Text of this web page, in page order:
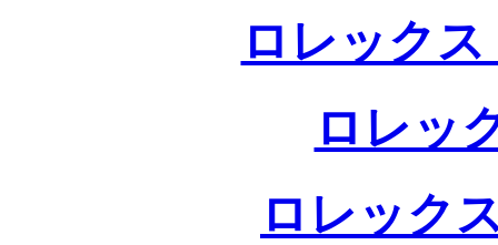
ロレック
ロレッ
ロレック